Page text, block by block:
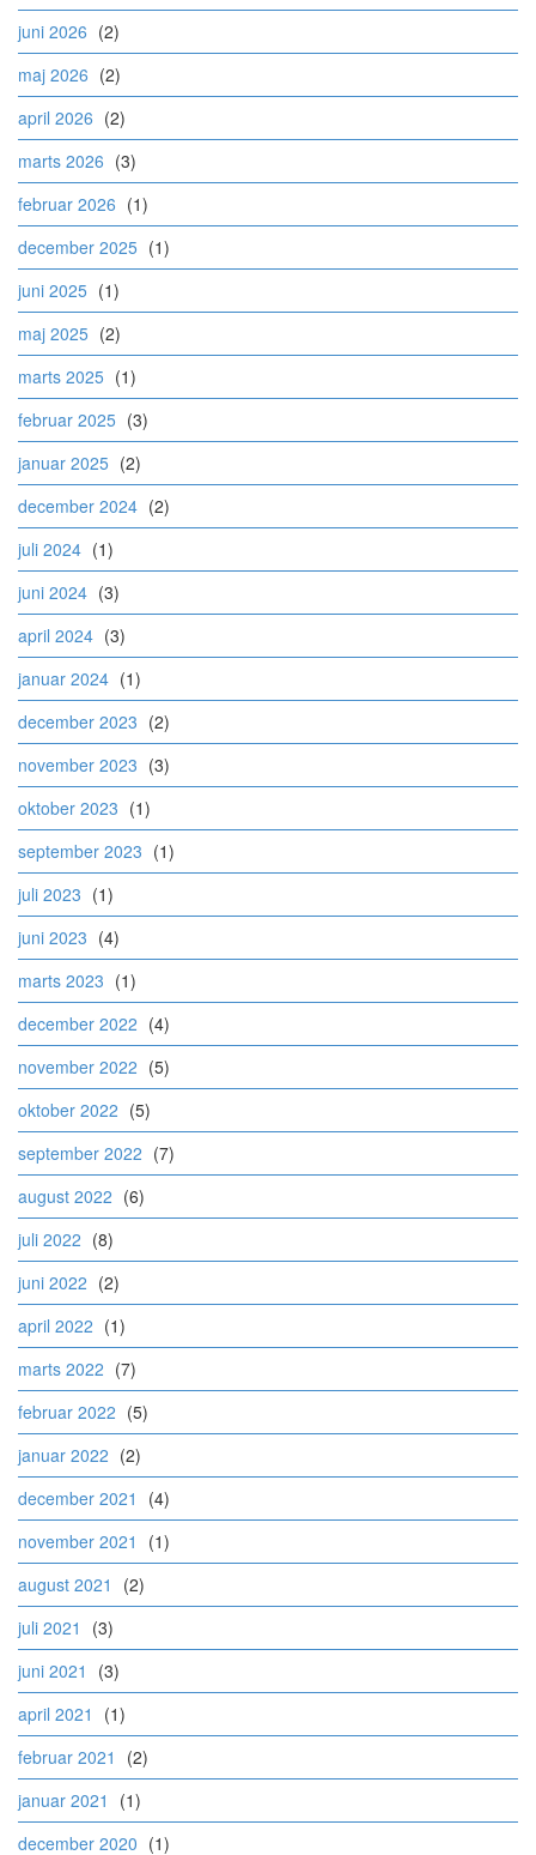
juni 2026 (2)
maj 2026 (2)
april 2026 (2)
marts 2026 (3)
februar 2026 (1)
december 2025 (1)
juni 2025 (1)
maj 2025 (2)
marts 2025 (1)
februar 2025 (3)
januar 2025 (2)
december 2024 (2)
juli 2024 (1)
juni 2024 (3)
april 2024 (3)
januar 2024 (1)
december 2023 (2)
november 2023 (3)
oktober 2023 (1)
september 2023 (1)
juli 2023 (1)
juni 2023 (4)
marts 2023 (1)
december 2022 (4)
november 2022 (5)
oktober 2022 (5)
september 2022 (7)
august 2022 (6)
juli 2022 (8)
juni 2022 (2)
april 2022 (1)
marts 2022 (7)
februar 2022 (5)
januar 2022 (2)
december 2021
(4)
november 2021
(1)
august 2021
(2)
juli 2021
(3)
juni 2021
(3)
april 2021
(1)
februar 2021
(2)
januar 2021
(1)
december 2020 (1)